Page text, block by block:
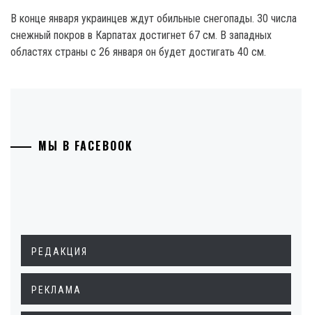
В конце января украинцев ждут обильные снегопады. 30 числа
снежный покров в Карпатах достигнет 67 см. В западных
областях страны с 26 января он будет достигать 40 см.
МЫ В FACEBOOK
РЕДАКЦИЯ
РЕКЛАМА